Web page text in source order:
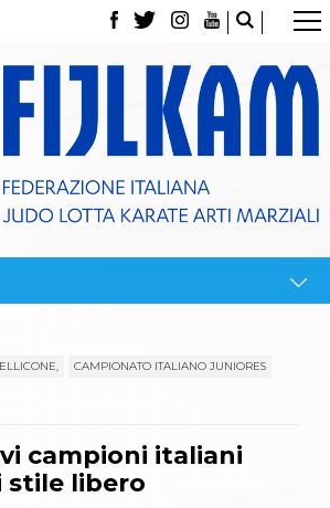
La Federazione
Tesseramento
Contatti
Affiliazioni e Tesseramenti
Sportive con più di 100 atleti
tesserati
Giustizia Sportiva
Partners
News
Attività Didattica
Gare e Risultati
CAMPIONATO ITALIANO JUNIORES
campioni italiani
stile libero